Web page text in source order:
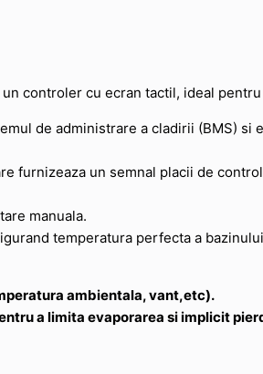
controler cu ecran tactil, ideal
de administrare a cladirii (BMS)
furnizeaza un semnal placii de
manuala.
temperatura perfecta a
ambientala, vant,etc).
a limita evaporarea si implicit